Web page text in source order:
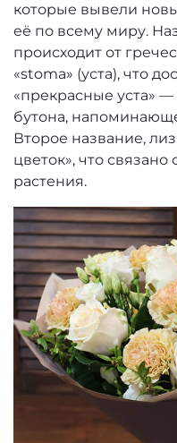
которые вывели
её по всему миру.
происходит от
«stoma» (уста), что
«прекрасные уста»
бутона,
Второе название,
цветок», что
растения.